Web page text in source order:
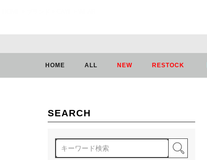
HOME ALL NEW RESTOCK
SEARCH